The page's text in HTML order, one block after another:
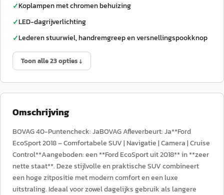
✓Koplampen met chromen behuizing
✓LED-dagrijverlichting
✓Lederen stuurwiel, handremgreep en versnellingspookknop
Toon alle 23 opties ↓
Omschrijving
BOVAG 40-Puntencheck: JaBOVAG Afleverbeurt: Ja**Ford
EcoSport 2018 – Comfortabele SUV | Navigatie | Camera | Cruise
Control**Aangeboden: een **Ford EcoSport uit 2018** in **zeer
nette staat**. Deze stijlvolle en praktische SUV combineert
een hoge zitpositie met modern comfort en een luxe
uitstraling. Ideaal voor zowel dagelijks gebruik als langere